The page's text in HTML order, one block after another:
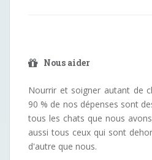
Nous aider
Nourrir et soigner autant de
90 % de nos dépenses sont
tous les chats que nous
aussi tous ceux qui sont
d'autre que nous.